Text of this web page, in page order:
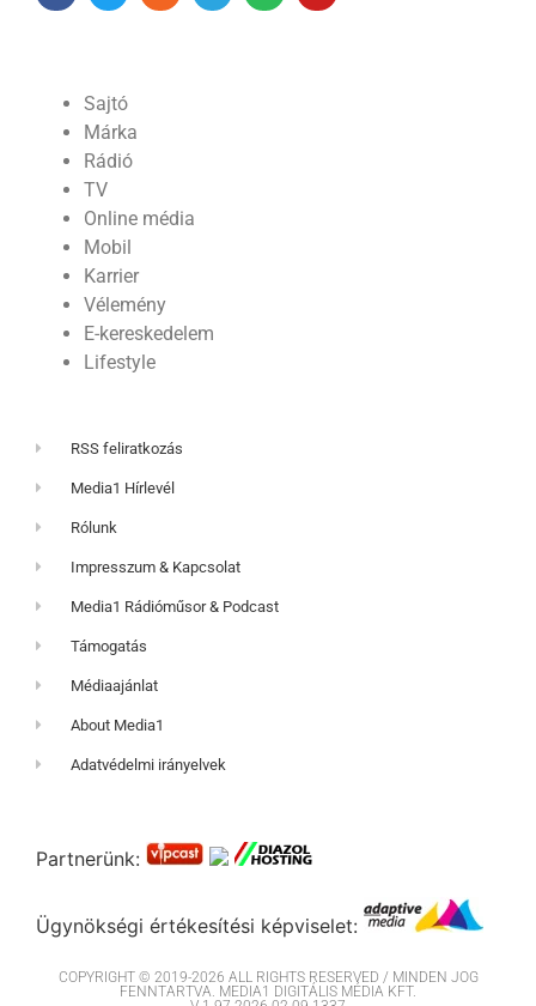
Sajtó
Márka
Rádió
TV
Online média
Mobil
Karrier
Vélemény
E-kereskedelem
Lifestyle
RSS feliratkozás
Media1 Hírlevél
Rólunk
Impresszum & Kapcsolat
Media1 Rádióműsor & Podcast
Támogatás
Médiaajánlat
About Media1
Adatvédelmi irányelvek
Partnerünk:
Ügynökségi értékesítési képviselet:
COPYRIGHT © 2019-2026 ALL RIGHTS RESERVED / MINDEN JOG
FENNTARTVA. MEDIA1 DIGITÁLIS MÉDIA KFT.